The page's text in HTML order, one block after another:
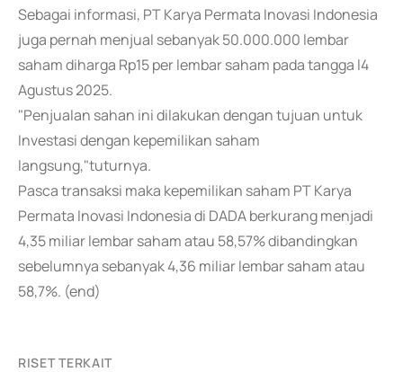
Sebagai informasi, PT Karya Permata Inovasi Indonesia
juga pernah menjual sebanyak 50.000.000 lembar
saham diharga Rp15 per lembar saham pada tangga l4
Agustus 2025.
"Penjualan sahan ini dilakukan dengan tujuan untuk
Investasi dengan kepemilikan saham
langsung,"tuturnya.
Pasca transaksi maka kepemilikan saham PT Karya
Permata Inovasi Indonesia di DADA berkurang menjadi
4,35 miliar lembar saham atau 58,57% dibandingkan
sebelumnya sebanyak 4,36 miliar lembar saham atau
58,7%. (end)
RISET TERKAIT